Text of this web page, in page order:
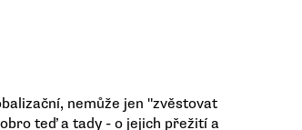
nemůže jen "zvěstovat
teď a tady - o jejich přežití a